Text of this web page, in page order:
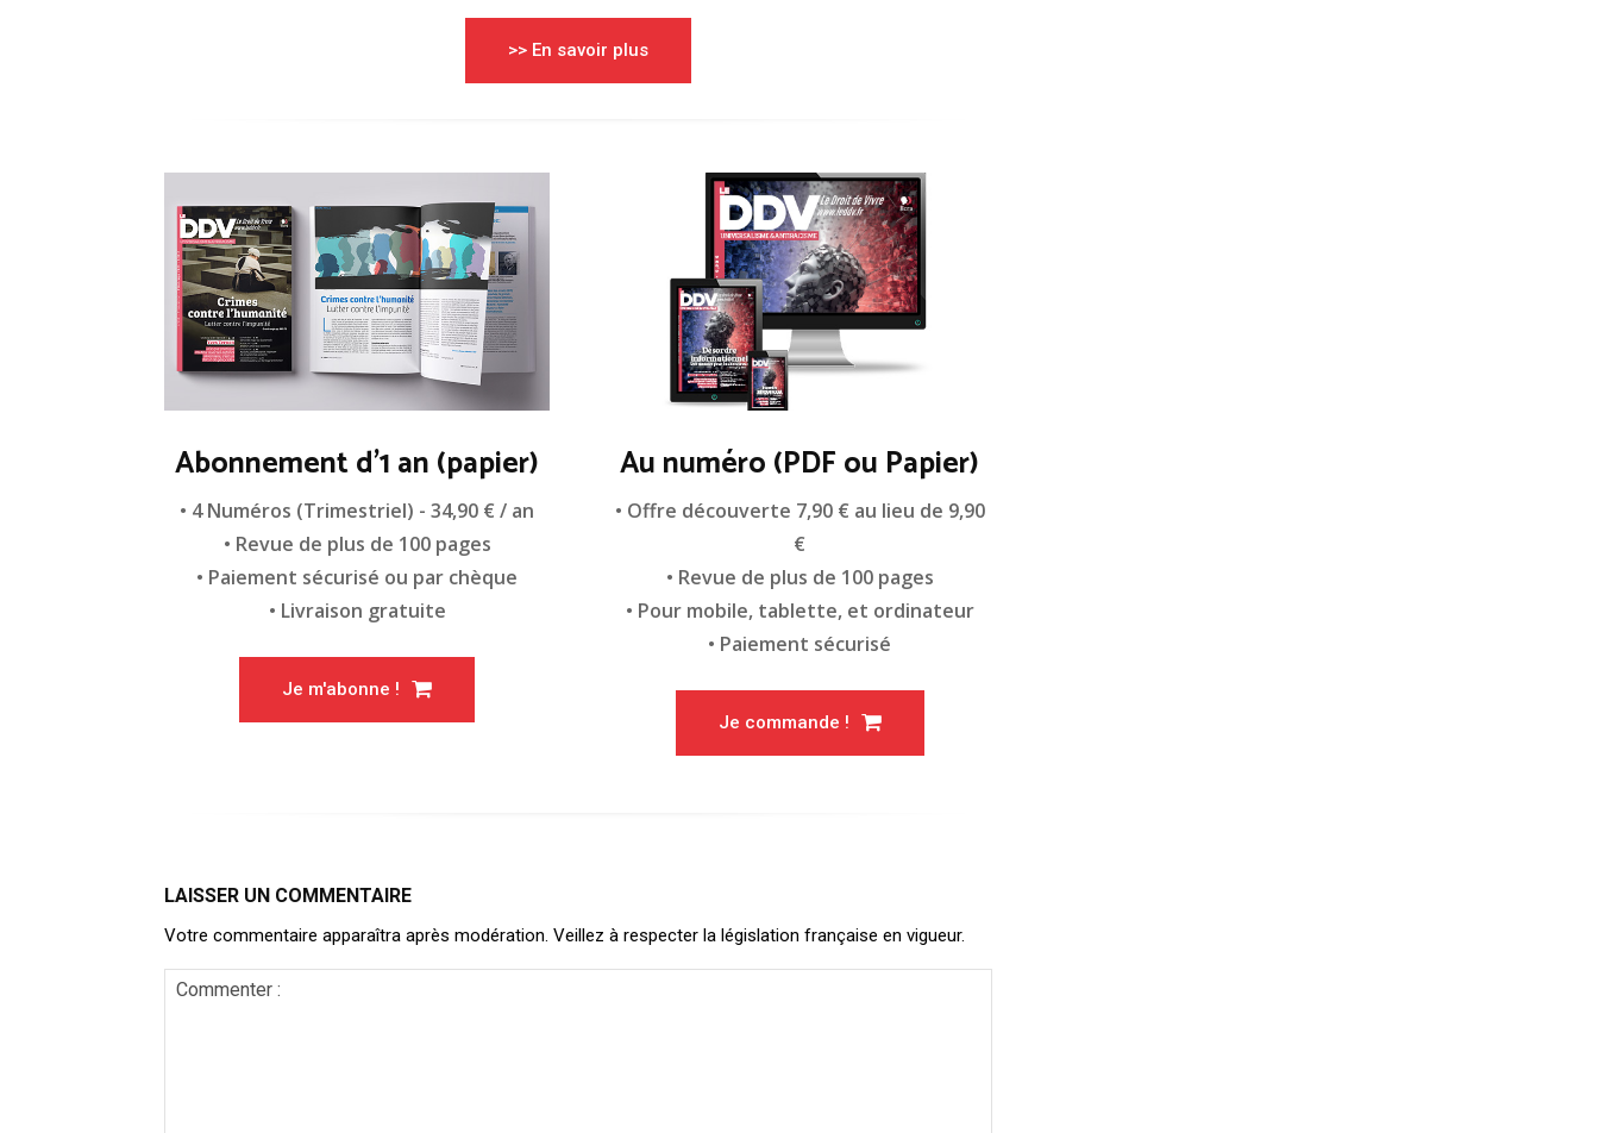
>> En savoir plus
Abonnement d'1 an (papier)
• 4 Numéros (Trimestriel) - 34,90 € / an
• Revue de plus de 100 pages
• Paiement sécurisé ou par chèque
• Livraison gratuite
Je m'abonne !
Au numéro (PDF ou Papier)
• Offre découverte 7,90 € au lieu de 9,90
€
• Revue de plus de 100 pages
• Pour mobile, tablette, et ordinateur
• Paiement sécurisé
Je commande !
LAISSER UN COMMENTAIRE
Votre commentaire apparaîtra après modération. Veillez à respecter la législation française en vigueur.